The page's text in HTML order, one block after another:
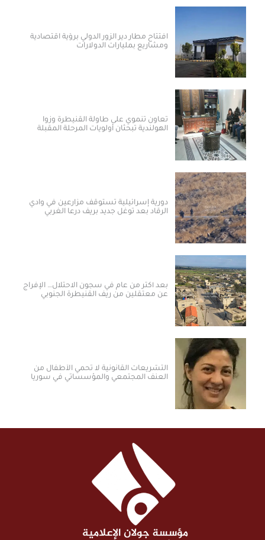
افتتاح مطار دير الزور الدولي برؤية اقتصادية
ومشاريع بمليارات الدولارات ​
تعاون تنموي على طاولة القنيطرة وزوا
الهولندية تبحثان أولويات المرحلة المقبلة
دورية إسرائيلية تستوقف مزارعين في وادي
الرقاد بعد توغل جديد بريف درعا الغربي
بعد أكثر من عام في سجون الاحتلال… الإفراج
عن معتقلين من ريف القنيطرة الجنوبي
التشريعات القانونية لا تحمي الأطفال من
العنف المجتمعي والمؤسساتي في سوريا